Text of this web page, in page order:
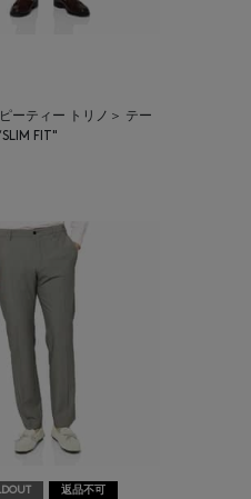
ーティー トリノ＞ テー
FIT"
返品不可